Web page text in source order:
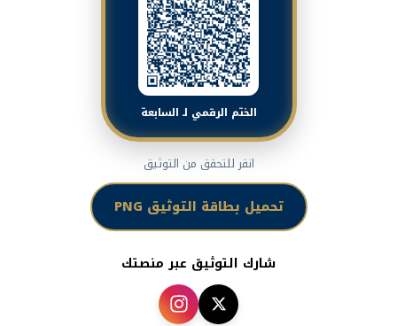
الختم الرقمي لـ السابعة
انقر للتحقق من التوثيق
تحميل بطاقة التوثيق PNG
شارك التوثيق عبر منصتك